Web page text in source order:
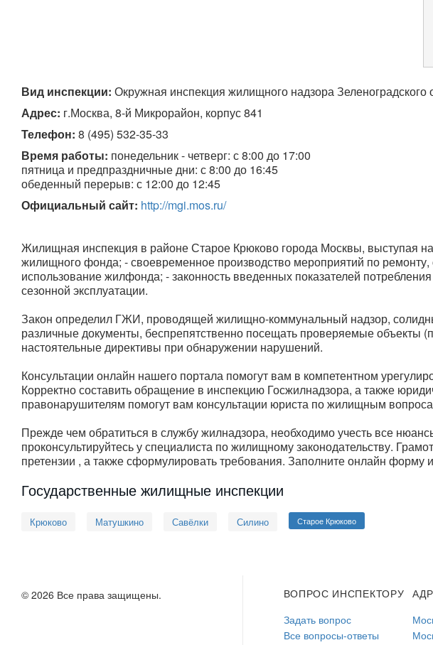
Вид инспекции: Окружная инспекция жилищного надзора Зеленоградского
Адрес: г.Москва, 8-й Микрорайон, корпус 841
Телефон: 8 (495) 532-35-33
Время работы: понедельник - четверг: с 8:00 до 17:00
пятница и предпраздничные дни: с 8:00 до 16:45
обеденный перерыв: с 12:00 до 12:45
Официальный сайт: http://mgi.mos.ru/
Жилищная инспекция в районе Старое Крюково города Москвы, выступая
жилищного фонда; - своевременное производство мероприятий по
использование жилфонда; - законность введенных показателей
сезонной эксплуатации.
Закон определил ГЖИ, проводящей жилищно-коммунальный надзор,
различные документы, беспрепятственно посещать проверяемые объекты
настоятельные директивы при обнаружении нарушений.
Консультации онлайн нашего портала помогут вам в компетентном
Корректно составить обращение в инспекцию Госжилнадзора, а также
правонарушителям помогут вам консультации юриста по жилищным
Прежде чем обратиться в службу жилнадзора, необходимо учесть все
проконсультируйтесь у специалиста по жилищному законодательству.
претензии , а также сформулировать требования. Заполните онлайн
Государственные жилищные инспекции
Крюково Матушкино Савёлки Силино Старое Крюково
© 2026 Все права защищены.
ВОПРОС ИНСПЕКТОРУ
Задать вопрос
Все вопросы-ответы